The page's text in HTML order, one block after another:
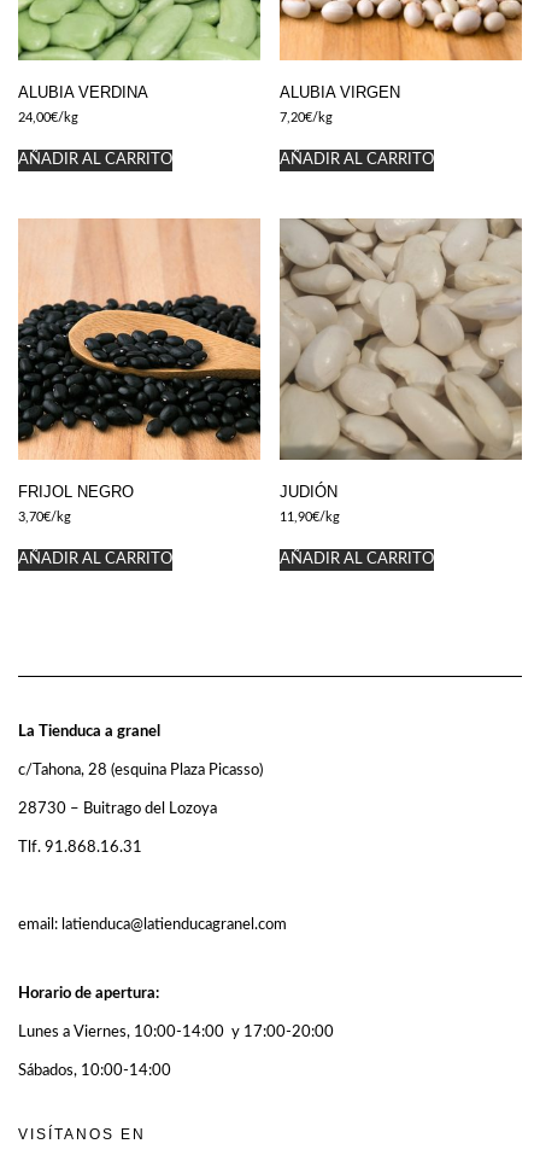
ALUBIA VERDINA
24,00€/kg
AÑADIR AL CARRITO
ALUBIA VIRGEN
7,20€/kg
AÑADIR AL CARRITO
FRIJOL NEGRO
3,70€/kg
AÑADIR AL CARRITO
JUDIÓN
11,90€/kg
AÑADIR AL CARRITO
La Tienduca a granel
c/Tahona, 28 (esquina Plaza Picasso)
28730 – Buitrago del Lozoya
Tlf. 91.868.16.31
email: latienduca@latienducagranel.com
Horario de apertura:
Lunes a Viernes, 10:00-14:00 y 17:00-20:00
Sábados, 10:00-14:00
VISÍTANOS EN